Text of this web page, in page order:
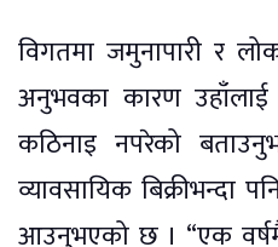
विगतमा जमुनापारी र
अनुभवका कारण उहाँलाई
कठिनाइ नपरेको
व्यावसायिक बिक्रीभन्दा
आउनुभएको छ । “एक